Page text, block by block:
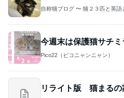
自称猫ブログ 〜 猫２３匹と英
今週末は保護猫サチミ
Pico22（ピコニャンニャン）